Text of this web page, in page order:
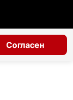
Согласен